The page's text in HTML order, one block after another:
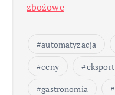
zbożowe
automatyzacja
ceny
eksport
gastronomia